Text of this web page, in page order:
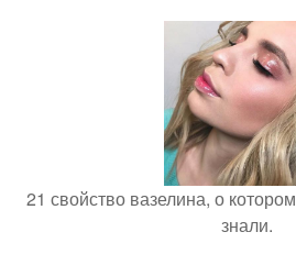
21 свойство вазелина, о
знали.